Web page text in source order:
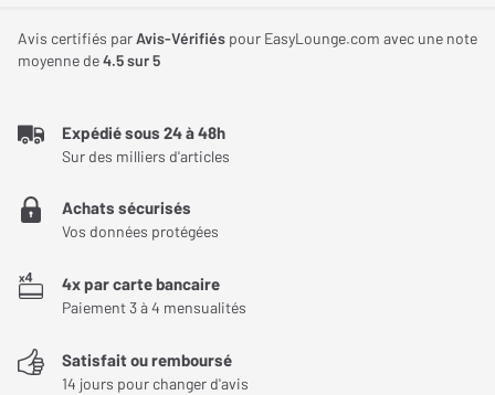
Une technologie anti-diffraction exclusive
facettes, signature de la série Prestige Facet. Ce dispositif
technique réduit l’effet de baffle et les diffractions pour une
réponse plus linéaire et une écoute plus douce. Cette innovation
contribue à la neutralité sonore générale de l’enceinte.
Un filtre audiophile de nouvelle génération
Le filtre passif interne a été intégralement revu pour optimiser la
séparation des voies. Il intègre des composants de haute qualité
: inductances à faible résistance, condensateurs en
service et son sérieux.
Avis certifiés parAvis-Vérifiés pour EasyLounge.com avec une note
moyenne de4.5sur 5
Expédié sous 24 à 48h
Sur des milliers d'articles
Achats sécurisés
Vos données protégées
4x par carte bancaire
Paiement 3 à 4 mensualités
Satisfait ou remboursé
14 jours pour changer d'avis